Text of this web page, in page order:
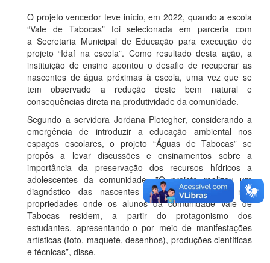
O projeto vencedor teve início, em 2022, quando a escola
“Vale de Tabocas” foi selecionada em parceria com
a Secretaria Municipal de Educação para execução do
projeto “Idaf na escola”. Como resultado desta ação, a
instituição de ensino apontou o desafio de recuperar as
nascentes de água próximas à escola, uma vez que se
tem observado a redução deste bem natural e
consequências direta na produtividade da comunidade.
Segundo a servidora Jordana Plotegher, considerando a
emergência de introduzir a educação ambiental nos
espaços escolares, o projeto “Águas de Tabocas” se
propôs a levar discussões e ensinamentos sobre a
importância da preservação dos recursos hídricos a
adolescentes da comunidade. ”O projeto realizou um
diagnóstico das nascentes de água existentes nas
propriedades onde os alunos da comunidade Vale de
Tabocas residem, a partir do protagonismo dos
estudantes, apresentando-o por meio de manifestações
artísticas (foto, maquete, desenhos), produções científicas
e técnicas”, disse.